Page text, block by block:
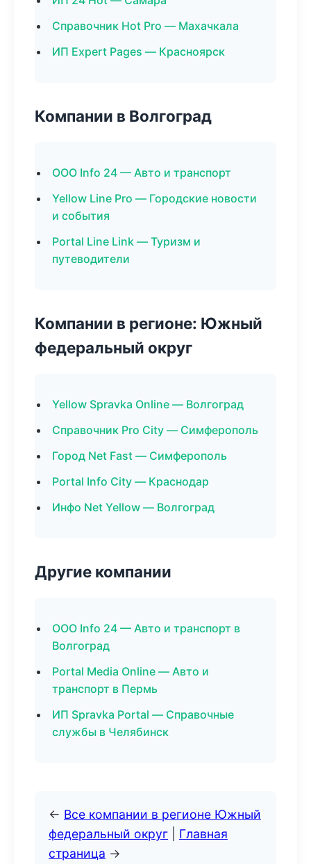
Справочник Hot Pro — Махачкала
ИП Expert Pages — Красноярск
Компании в Волгоград
ООО Info 24 — Авто и транспорт
Yellow Line Pro — Городские новости
и события
Portal Line Link — Туризм и
путеводители
Компании в регионе: Южный
федеральный округ
Yellow Spravka Online — Волгоград
Справочник Pro City — Симферополь
Город Net Fast — Симферополь
Portal Info City — Краснодар
Инфо Net Yellow — Волгоград
Другие компании
ООО Info 24 — Авто и транспорт в
Волгоград
Portal Media Online — Авто и
транспорт в Пермь
ИП Spravka Portal — Справочные
службы в Челябинск
← Все компании в регионе Южный
федеральный округ
Главная
страница →